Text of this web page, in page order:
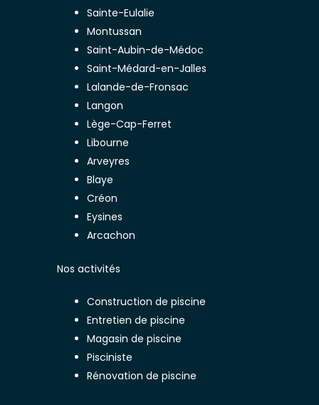
Sainte-Eulalie
Montussan
Saint-Aubin-de-Médoc
Saint-Médard-en-Jalles
Lalande-de-Fronsac
Langon
Lège-Cap-Ferret
Libourne
Arveyres
Blaye
Créon
Eysines
Arcachon
Nos activités
Construction de piscine
Entretien de piscine
Magasin de piscine
Pisciniste
Rénovation de piscine